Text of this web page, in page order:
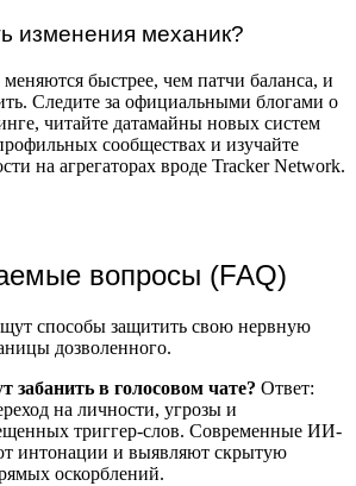
изменения механик?
быстрее, чем патчи баланса, и
Следите за официальными блогами о
читайте датамайны новых систем
сообществах и изучайте
на агрегаторах вроде Tracker Network.
вопросы (FAQ)
способы защитить свою нервную
дозволенного.
забанить в голосовом чате? Ответ:
на личности, угрозы и
триггер-слов. Современные ИИ-
интонации и выявляют скрытую
оскорблений.